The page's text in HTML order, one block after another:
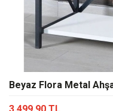
Beyaz Flora Metal